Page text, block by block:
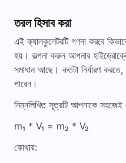
তরল হিসাব করা
এই ক্যালকুলেটরটি গণনা করবে
হয়। কল্পনা করুন আপনার
সমাধান আছে। কতটা নির্ধারণ
পারেন।
নিম্নলিখিত সূত্রটি আপনাকে সহজেই
m₁ * V₁ = m₂ * V₂
কোথায়: